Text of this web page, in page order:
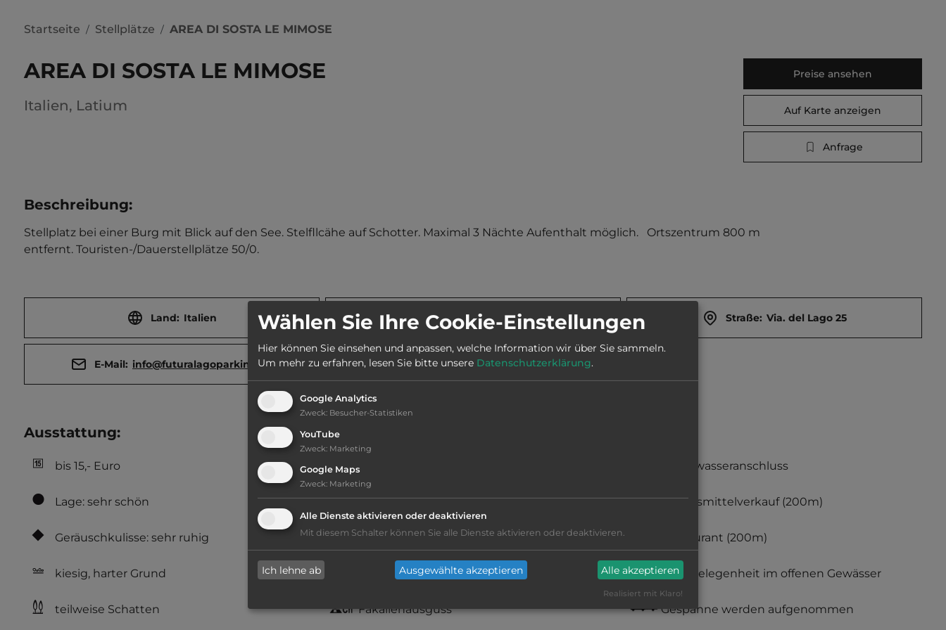
Startseite / Stellplätze / AREA DI SOSTA LE MIMOSE
AREA DI SOSTA LE MIMOSE
Italien, Latium
Preise ansehen
Auf Karte anzeigen
Anfrage
Beschreibung:
Stellplatz bei einer Burg mit Blick auf den See. Stelfllcähe auf Schotter. Maximal 3 Nächte Aufenthalt möglich.   Ortszentrum 800 m
entfernt. Touristen-/Dauerstellplätze 50/0.
Land: Italien Stadt: 00062 Bracciano Straße: Via. del Lago 25
E-Mail: info@futuralagoparking.eu Öffnungszeiten: Ganzjährig geöffnet
Ausstattung:
bis 15,- Euro
Lage: sehr schön
Geräuschkulisse: sehr ruhig
kiesig, harter Grund
teilweise Schatten
Stromanschluss
WC
Waschbecken
Duschkabinen mit Warmwasser
Fäkalienausguss
Frischwasseranschluss
Lebensmittelverkauf(200m)
Restaurant (200m)
Badegelegenheit im offenen Gewässer
Gespanne werden aufgenommen
Wählen Sie Ihre Cookie-Einstellungen
Hier können Sie einsehen und anpassen, welche Information wir über Sie sammeln.
Um mehr zu erfahren, lesen Sie bitte unsere Datenschutzerklärung.
Google Analytics
Zweck: Besucher-Statistiken
YouTube
Zweck: Marketing
Google Maps
Zweck: Marketing
Alle Dienste aktivieren oder deaktivieren
Mit diesem Schalter können Sie alle Dienste aktivieren oder deaktivieren.
Ich lehne ab Ausgewählte akzeptieren Alle akzeptieren
Realisiert mit Klaro!